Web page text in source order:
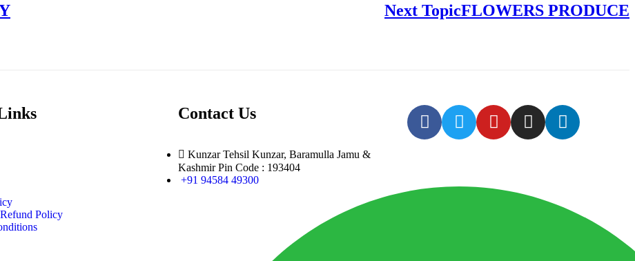
Next TopicFLOWERS PRODUCE
Policy
Contact Us
Kunzar Tehsil Kunzar, Baramulla Jamu &
Kashmir Pin Code : 193404
+91 94584 49300